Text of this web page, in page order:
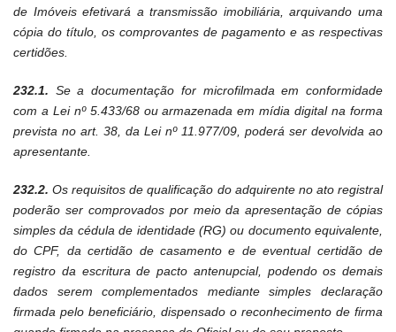
de Imóveis efetivará a transmissão imobiliária, arquivando uma
cópia do título, os comprovantes de pagamento e as respectivas
certidões.
232.1. Se a documentação for microfilmada em conformidade
com a Lei nº 5.433/68 ou armazenada em mídia digital na forma
prevista no art. 38, da Lei nº 11.977/09, poderá ser devolvida ao
apresentante.
232.2.Os requisitos de qualificação do adquirente no ato registral
poderão ser comprovados por meio da apresentação de cópias
simples da cédula de identidade (RG) ou documento equivalente,
do CPF, da certidão de casamento e de eventual certidão de
registro da escritura de pacto antenupcial, podendo os demais
dados serem complementados mediante simples declaração
firmada pelo beneficiário, dispensado o reconhecimento de firma